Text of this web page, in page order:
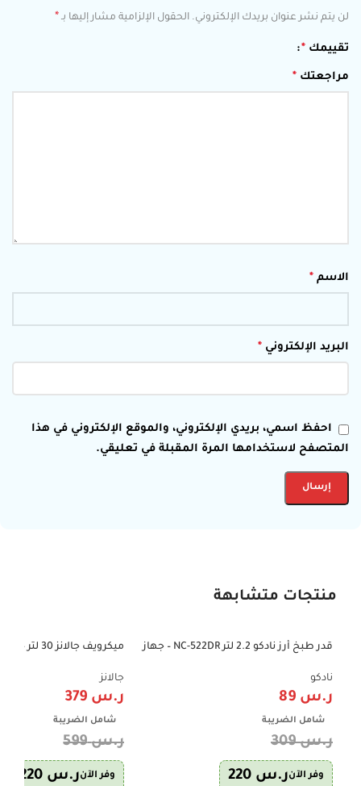
لن يتم نشر عنوان بريدك الإلكتروني. الحقول الإلزامية مشار إليها بـ *
تقييمك *
مراجعتك *
الاسم *
البريد الإلكتروني *
احفظ اسمي، بريدي الإلكتروني، والموقع الإلكتروني في هذا
المتصفح لاستخدامها المرة المقبلة في تعليقي.
منتجات متشابهة
-71%
قدر طبخ أرز نادكو 2.2 لتر NC-522DR – جهاز
نادكو
ر.س
شامل الضريبة
ر.س309
وفر الآنر.س
-37%
سريع
جالانز
ر.س
شامل الضريبة
ر.س599
وفر الآنر.س